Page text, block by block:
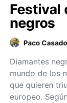
Festival
negros
Paco Casado
Diamantes
mundo de los
que quieren
europeo.